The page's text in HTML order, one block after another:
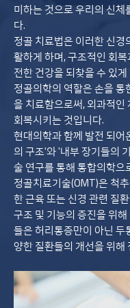
미하는 것으로 우리의 신
다.
정골 치료법은 이러한 신경
활하게 하며, 구조적인 회
전한 건강을 되찾을 수 있게
정골의학의 역할은 손을
을 치료함으로써, 외과적
회복시키는 것입니다.
현대의학과 함께 발전 되
의 구조'와 '내부 장기들의
술 연구를 통해 통합의학으
정골치료기술(OMT)은 척
한 근육 또는 신경 관련 질
구조 및 기능의 증진을 위
들은 허리통증만이 아닌 두
양한 질환들의 개선을 위